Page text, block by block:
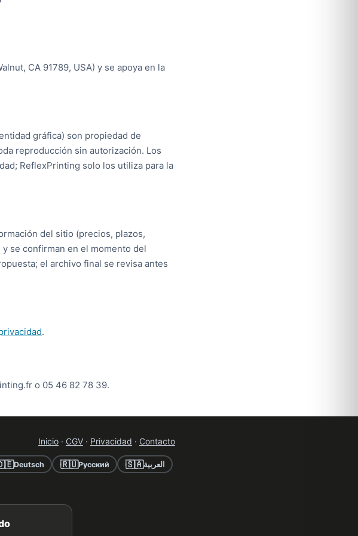
CA 91789, USA) y se apoya en la
gráfica) son propiedad de
reproducción sin autorización. Los
ReflexPrinting solo los utiliza para la
del sitio (precios, plazos,
se confirman en el momento del
el archivo final se revisa antes
.
o 05 46 82 78 39.
Inicio · CGV · Privacidad · Contacto
Deutsch 🇷🇺Русский 🇸🇦العربية